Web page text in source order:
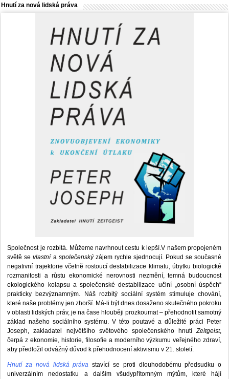
Hnutí za nová lidská práva
Společnost je rozbitá. Můžeme navrhnout cestu k lepší.V našem propojeném
světě sevlastní a společenskýzájem rychle sjednocují. Pokud se současné
negativní trajektorie včetně rostoucí destabilizace klimatu, úbytku biologické
rozmanitosti a růstu ekonomické nerovnosti nezmění, temná budoucnost
ekologického kolapsu a společenské destabilizace učiní „osobní úspěch“
prakticky bezvýznamným. Náš rozbitý sociální systém stimuluje chování,
které naše problémy jen zhorší. Má-li být dnes dosaženo skutečného pokroku
v oblasti lidských práv, je na čase hlouběji prozkoumat – přehodnotit samotný
základ našeho sociálního systému. V této poutavé a důležité práci Peter
Joseph, zakladatel největšího světového společenského hnutíZeitgeist,
čerpá z ekonomie, historie, filosofie a moderního výzkumu veřejného zdraví,
aby předložil odvážný důvod k přehodnocení aktivismu v 21. století.
Hnutí za nová lidská práva stavící se proti dlouhodobému předsudku o
univerzálním nedostatku a dalším všudypřítomným mýtům, které hájí